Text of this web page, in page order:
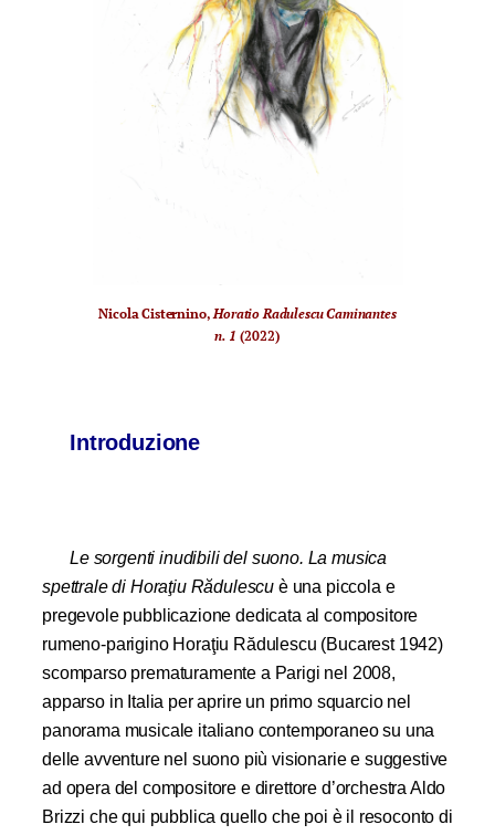
Nicola Cisternino,Horatio Radulescu Caminantes
n. 1 (2022)
Introduzione
Le sorgenti inudibili del suono. La musica
spettrale di Horaţiu Rădulescu è una piccola e
pregevole pubblicazione dedicata al compositore
rumeno-parigino Horaţiu Rădulescu (Bucarest 1942)
scomparso prematuramente a Parigi nel 2008,
apparso in Italia per aprire un primo squarcio nel
panorama musicale italiano contemporaneo su una
delle avventure nel suono più visionarie e suggestive
ad opera del compositore e direttore d’orchestra Aldo
Brizzi che qui pubblica quello che poi è il resoconto di